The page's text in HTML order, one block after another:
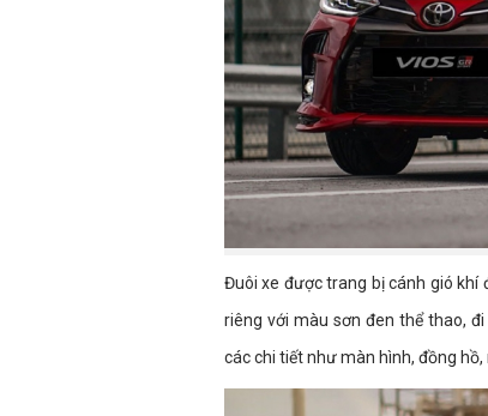
Đuôi xe được trang bị cánh gió khí
riêng với màu sơn đen thể thao,
các chi tiết như màn hình, đồng